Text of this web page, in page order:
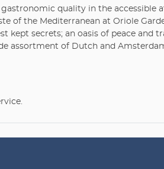
gastronomic quality in the accessible
of the Mediterranean at Oriole
kept secrets; an oasis of peace
assortment of Dutch and